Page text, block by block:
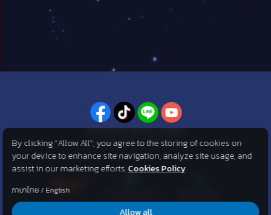
PLAYPARK SOCIAL MEDIA
ไม่พลาดทุกข่าวสารจาก PlayPark
©2007 KOG corporation . All Rights Reserved. ©2012 Asphere
By clicking “Allow All”, you agree to the storing of cookies on
your device to enhance site navigation, analyze site usage, and
assist in our marketing efforts.Cookies Policy
ภาษาไทย / English
Allow all